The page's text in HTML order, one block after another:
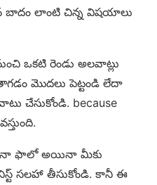
బాదం లాంటి చిన్న విషయాలు
ఒకటి రెండు అలవాట్లు
మొదలు పెట్టండి లేదా
చేసుకోండి. because
ఫాలో అయినా మీకు
సలహా తీసుకోండి. కానీ ఈ